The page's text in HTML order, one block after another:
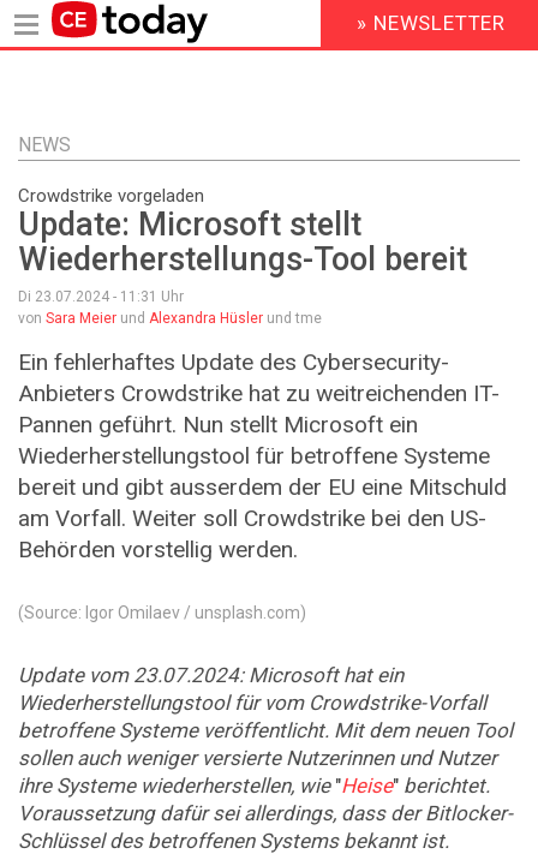
Inhalt
HEADER
MENU
» NEWSLETTER
NEWS
Crowdstrike vorgeladen
Update: Microsoft stellt
Wiederherstellungs-Tool bereit
Di 23.07.2024 - 11:31 Uhr
von Sara Meier und Alexandra Hüsler und tme
Ein fehlerhaftes Update des Cybersecurity-
Anbieters Crowdstrike hat zu weitreichenden IT-
Pannen geführt. Nun stellt Microsoft ein
Wiederherstellungstool für betroffene Systeme
bereit und gibt ausserdem der EU eine Mitschuld
am Vorfall. Weiter soll Crowdstrike bei den US-
Behörden vorstellig werden.
(Source: Igor Omilaev / unsplash.com)
Update vom 23.07.2024: Microsoft hat ein
Wiederherstellungstool für vom Crowdstrike-Vorfall
betroffene Systeme veröffentlicht. Mit dem neuen Tool
sollen auch weniger versierte Nutzerinnen und Nutzer
ihre Systeme wiederherstellen, wie "Heise" berichtet.
Voraussetzung dafür sei allerdings, dass der Bitlocker-
Schlüssel des betroffenen Systems bekannt ist.